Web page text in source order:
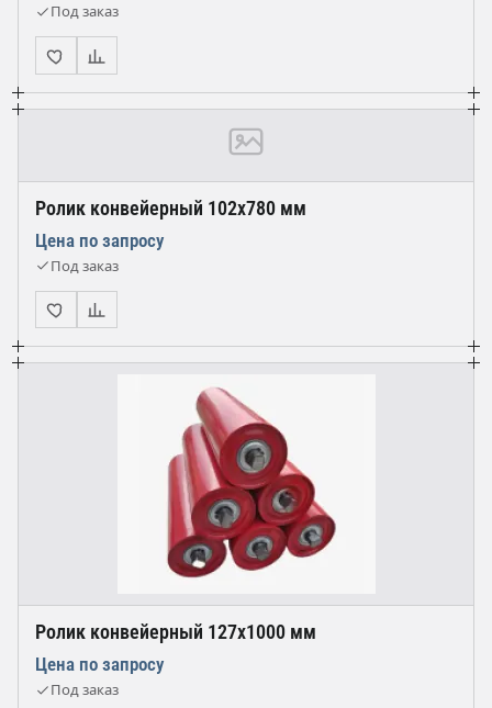
Под заказ
Ролик конвейерный 102х780 мм
Цена по запросу
Под заказ
Ролик конвейерный 127х1000 мм
Цена по запросу
Под заказ